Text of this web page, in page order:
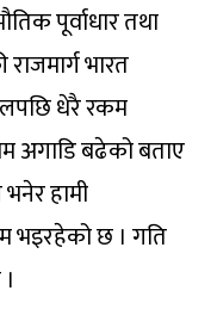
पूर्वाधार तथा
राजमार्ग भारत
धेरै रकम
अगाडि बढेको बताए
हामी
भइरहेको छ । गति